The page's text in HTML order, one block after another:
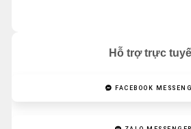
Hỗ trợ trực
FACEBOOK